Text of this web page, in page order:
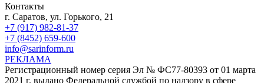
Контакты
г. Саратов, ул. Горького, 21
+7 (917) 982-81-37
+7 (8452) 659-600
info@sarinform.ru
РЕКЛАМА
Регистрационный номер серия Эл № ФС77-80393 от 01 марта
2021 г. выдано Федеральной службой по надзору в сфере